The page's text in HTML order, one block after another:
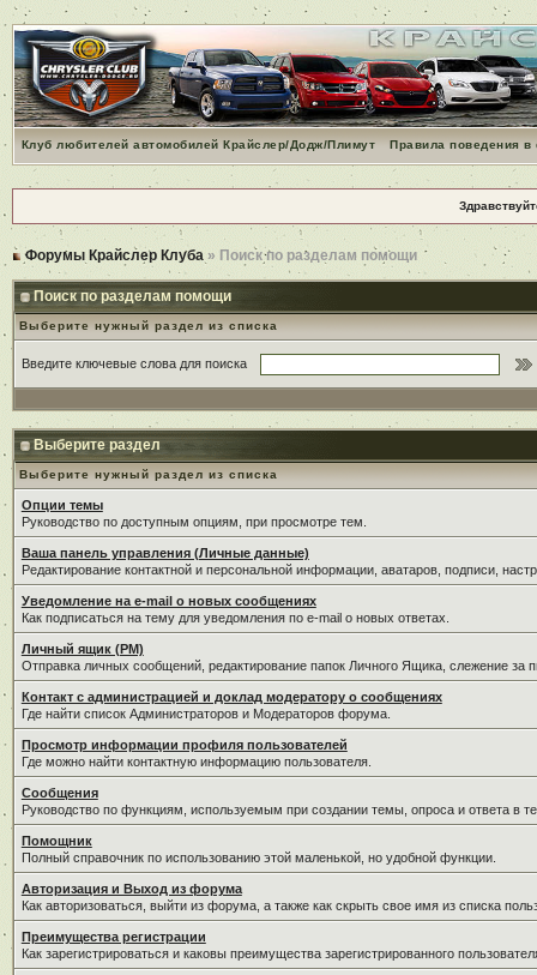
Клуб любителей автомобилей Крайслер/Додж/Плимут Правила поведения
Форумы Крайслер Клуба » Поиск по разделам помощи
Поиск по разделам помощи
Выберите нужный раздел из списка
Введите ключевые слова для поиска
Выберите раздел
Выберите нужный раздел из списка
Опции темы
Руководство по доступным опциям, при просмотре тем.
Ваша панель управления (Личные данные)
Редактирование контактной и персональной информации, аватаров, подписи,
Уведомление на e-mail о новых сообщениях
Как подписаться на тему для уведомления по e-mail о новых ответах.
Личный ящик (PM)
Отправка личных сообщений, редактирование папок Личного Ящика, слежение
Контакт с администрацией и доклад модератору о сообщениях
Где найти список Администраторов и Модераторов форума.
Просмотр информации профиля пользователей
Где можно найти контактную информацию пользователя.
Сообщения
Руководство по функциям, используемым при создании темы, опроса и ответа в
Помощник
Полный справочник по использованию этой маленькой, но удобной функции.
Авторизация и Выход из форума
Как авторизоваться, выйти из форума, а также как скрыть свое имя из списка
Преимущества регистрации
Как зарегистрироваться и каковы преимущества зарегистрированного